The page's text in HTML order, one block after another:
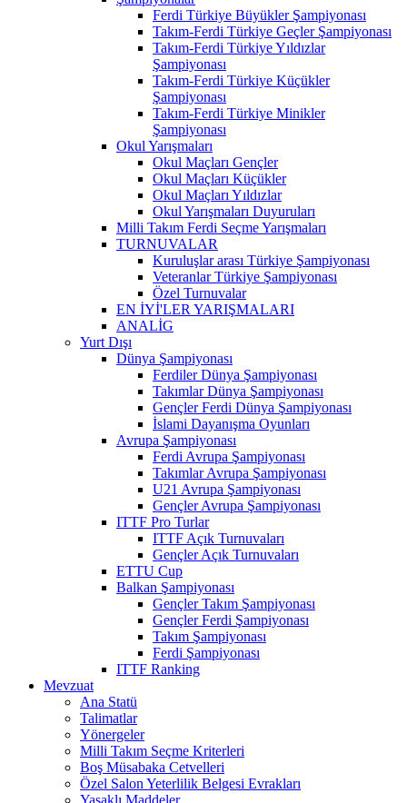
Ferdi Türkiye Büyükler Şampiyonası
Takım-Ferdi Türkiye Geçler Şampiyonası
Takım-Ferdi Türkiye Yıldızlar
Şampiyonası
Takım-Ferdi Türkiye Küçükler
Şampiyonası
Takım-Ferdi Türkiye Minikler
Şampiyonası
Okul Yarışmaları
Okul Maçları Gençler
Okul Maçları Küçükler
Okul Maçları Yıldızlar
Okul Yarışmaları Duyuruları
Milli Takım Ferdi Seçme Yarışmaları
TURNUVALAR
Kuruluşlar arası Türkiye Şampiyonası
Veteranlar Türkiye Şampiyonası
Özel Turnuvalar
EN İYİ'LER YARIŞMALARI
ANALİG
Yurt Dışı
Dünya Şampiyonası
Ferdiler Dünya Şampiyonası
Takımlar Dünya Şampiyonası
Gençler Ferdi Dünya Şampiyonası
İslami Dayanışma Oyunları
Avrupa Şampiyonası
Ferdi Avrupa Şampiyonası
Takımlar Avrupa Şampiyonası
U21 Avrupa Şampiyonası
Gençler Avrupa Şampiyonası
ITTF Pro Turlar
ITTF Açık Turnuvaları
Gençler Açık Turnuvaları
ETTU Cup
Balkan Şampiyonası
Gençler Takım Şampiyonası
Gençler Ferdi Şampiyonası
Takım Şampiyonası
Ferdi Şampiyonası
ITTF Ranking
Mevzuat
Ana Statü
Talimatlar
Yönergeler
Milli Takım Seçme Kriterleri
Boş Müsabaka Cetvelleri
Özel Salon Yeterlilik Belgesi Evrakları
Yasaklı Maddeler